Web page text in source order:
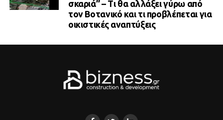
σκαριά” – Τι θα αλλάξει γύρω από
τον Βοτανικό και τι προβλέπεται για
οικιστικές αναπτύξεις